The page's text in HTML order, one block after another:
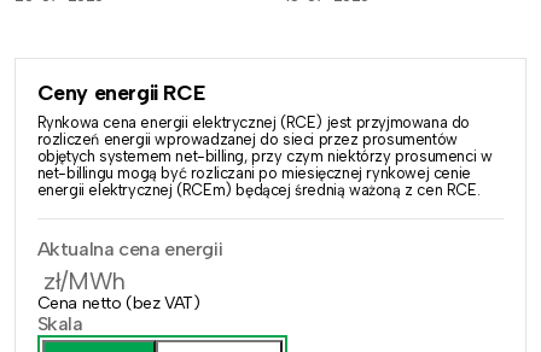
Ceny energii RCE
Rynkowa cena energii elektrycznej (RCE) jest przyjmowana do
rozliczeń energii wprowadzanej do sieci przez prosumentów
objętych systemem net-billing, przy czym niektórzy prosumenci w
net-billingu mogą być rozliczani po miesięcznej rynkowej cenie
energii elektrycznej (RCEm) będącej średnią ważoną z cen RCE.
Aktualna cena energii
zł/MWh
Cena netto (bez VAT)
Skala